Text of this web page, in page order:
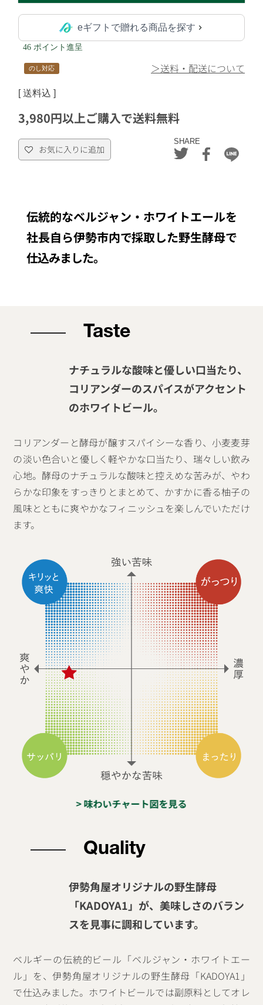
eギフトで贈れる商品を探す
46 ポイント進呈
のし対応 ＞送料・配送について
送料込
3,980円以上ご購入で送料無料
お気に入りに追加
SHARE
伝統的なベルジャン・ホワイトエールを
社長自ら伊勢市内で採取した野生酵母で
仕込みました。
Taste
ナチュラルな酸味と優しい口当たり、
コリアンダーのスパイスがアクセント
のホワイトビール。
コリアンダーと酵母が醸すスパイシーな香り、小麦麦芽
の淡い色合いと優しく軽やかな口当たり、瑞々しい飲み
心地。酵母のナチュラルな酸味と控えめな苦みが、やわ
らかな印象をすっきりとまとめて、かすかに香る柚子の
風味とともに爽やかなフィニッシュを楽しんでいただけ
ます。
> 味わいチャート図を見る
Quality
伊勢角屋オリジナルの野生酵母
「KADOYA1」が、美味しさのバラン
スを見事に調和しています。
ベルギーの伝統的ビール「ベルジャン・ホワイトエー
ル」を、伊勢角屋オリジナルの野生酵母「KADOYA1」
で仕込みました。ホワイトビールでは副原料としてオレ